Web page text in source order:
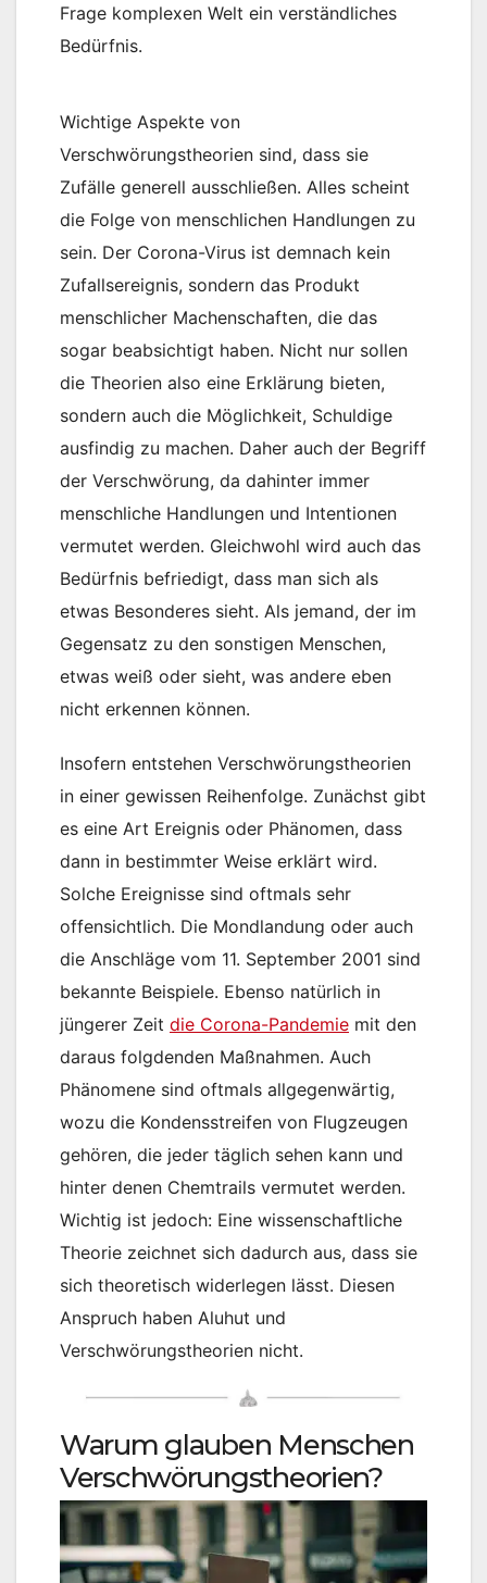
Frage komplexen Welt ein verständliches
Bedürfnis.
Wichtige Aspekte von
Verschwörungstheorien sind, dass sie
Zufälle generell ausschließen. Alles scheint
die Folge von menschlichen Handlungen zu
sein. Der Corona-Virus ist demnach kein
Zufallsereignis, sondern das Produkt
menschlicher Machenschaften, die das
sogar beabsichtigt haben. Nicht nur sollen
die Theorien also eine Erklärung bieten,
sondern auch die Möglichkeit, Schuldige
ausfindig zu machen. Daher auch der Begriff
der Verschwörung, da dahinter immer
menschliche Handlungen und Intentionen
vermutet werden. Gleichwohl wird auch das
Bedürfnis befriedigt, dass man sich als
etwas Besonderes sieht. Als jemand, der im
Gegensatz zu den sonstigen Menschen,
etwas weiß oder sieht, was andere eben
nicht erkennen können.
Insofern entstehen Verschwörungstheorien
in einer gewissen Reihenfolge. Zunächst gibt
es eine Art Ereignis oder Phänomen, dass
dann in bestimmter Weise erklärt wird.
Solche Ereignisse sind oftmals sehr
offensichtlich. Die Mondlandung oder auch
die Anschläge vom 11. September 2001 sind
bekannte Beispiele. Ebenso natürlich in
jüngerer Zeit die Corona-Pandemie mit den
daraus folgdenden Maßnahmen. Auch
Phänomene sind oftmals allgegenwärtig,
wozu die Kondensstreifen von Flugzeugen
gehören, die jeder täglich sehen kann und
hinter denen Chemtrails vermutet werden.
Wichtig ist jedoch: Eine wissenschaftliche
Theorie zeichnet sich dadurch aus, dass sie
sich theoretisch widerlegen lässt. Diesen
Anspruch haben Aluhut und
Verschwörungstheorien nicht.
Warum glauben Menschen
Verschwörungstheorien?